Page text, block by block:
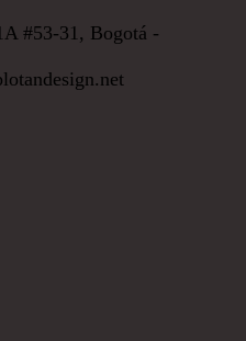
#53-31, Bogotá -